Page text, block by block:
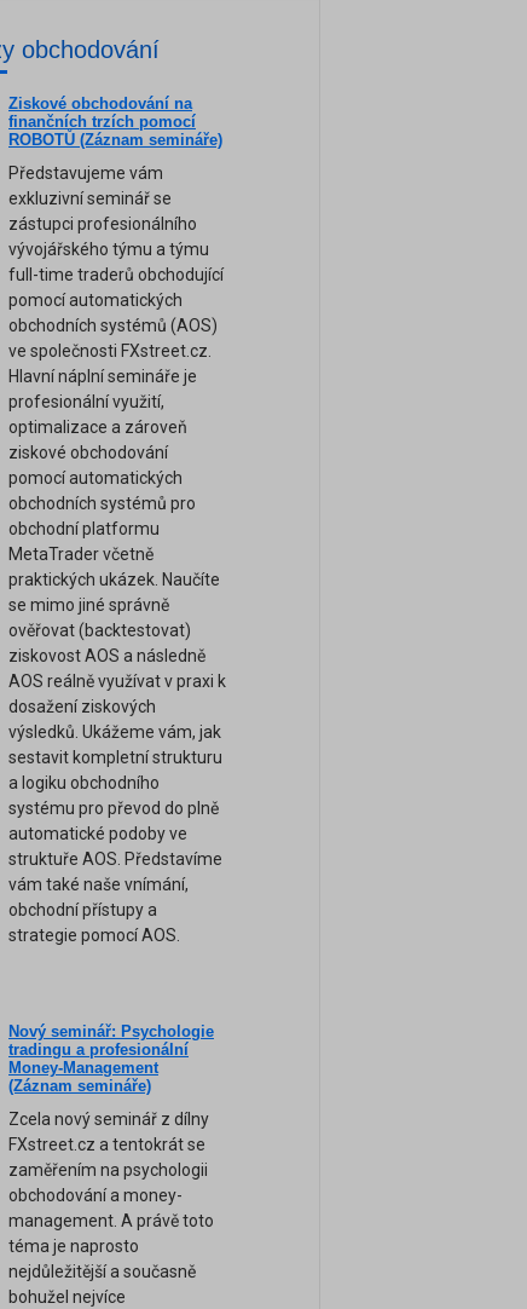
obchodování
Ziskové obchodování na
finančních trzích pomocí
ROBOTŮ (Záznam semináře)
Představujeme vám
exkluzivní seminář se
zástupci profesionálního
vývojářského týmu a týmu
full-time traderů obchodující
pomocí automatických
obchodních systémů (AOS)
ve společnosti FXstreet.cz.
Hlavní náplní semináře je
profesionální využití,
optimalizace a zároveň
ziskové obchodování
pomocí automatických
obchodních systémů pro
obchodní platformu
MetaTrader včetně
praktických ukázek. Naučíte
se mimo jiné správně
ověřovat (backtestovat)
ziskovost AOS a následně
AOS reálně využívat v praxi k
dosažení ziskových
výsledků. Ukážeme vám, jak
sestavit kompletní strukturu
a logiku obchodního
systému pro převod do plně
automatické podoby ve
struktuře AOS. Představíme
vám také naše vnímání,
obchodní přístupy a
strategie pomocí AOS.
Nový seminář: Psychologie
tradingu a profesionální
Money-Management
(Záznam semináře)
Zcela nový seminář z dílny
FXstreet.cz a tentokrát se
zaměřením na psychologii
obchodování a money-
management. A právě toto
téma je naprosto
nejdůležitější a současně
bohužel nejvíce